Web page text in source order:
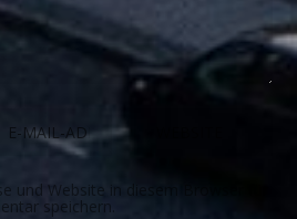
und Website in diesem Browser für
speichern.